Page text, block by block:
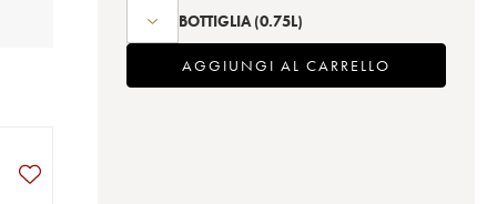
BOTTIGLIA (0.75L)
AGGIUNGI AL CARRELLO